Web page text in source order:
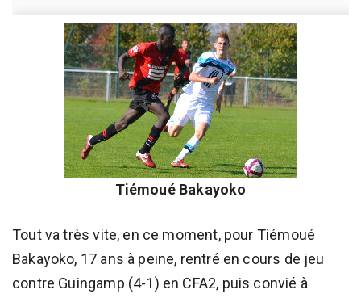
Tiémoué Bakayoko
Tout va très vite, en ce moment, pour Tiémoué
Bakayoko, 17 ans à peine, rentré en cours de jeu
contre Guingamp (4-1) en CFA2, puis convié à